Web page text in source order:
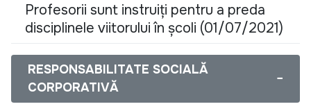
Profesorii sunt instruiți pentru a preda
disciplinele viitorului în școli (01/07/2021)
RESPONSABILITATE SOCIALĂ
CORPORATIVĂ
−